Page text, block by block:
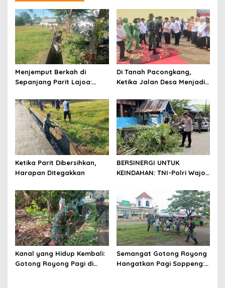
Menjemput Berkah di
Sepanjang Parit Lajoa:
Rakyat Menyatu dalam
Kibar Gotong Royong
Di Tanah Pacongkang,
Ketika Jalan Desa Menjadi
Bersama
Ketika Parit Dibersihkan,
Harapan Ditegakkan
BERSINERGI UNTUK
KEINDAHAN: TNI-Polri Wajo
Pasar Mini Sengkang di Hari
Juang TNI AD
Kanal yang Hidup Kembali:
Gotong Royong Pagi di
Semangat Gotong Royong
Hangatkan Pagi Soppeng: